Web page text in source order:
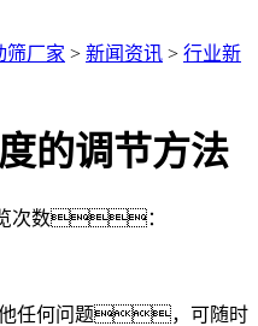
筛厂家 > 新闻资讯 > 行业新
的调节方法
次数：
他任何问题，可随时